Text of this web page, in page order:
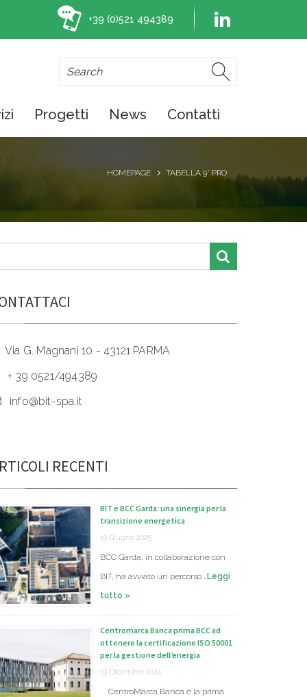
+39 (0)521 494389
Progetti News Contatti
HOMEPAGE TABELLA 9° PRO
Via G. Magnani 10 - 43121 PARMA
+ 39 0521/494389
info@bit-spa.it
RECENTI
BIT e BCC Garda: una sinergia per la
transizione energetica
19 Giugno 2025
BCC Garda, in collaborazione con
BIT, ha avviato un percorso …Leggi
tutto »
Centromarca Banca prima BCC ad
ottenere la certificazione ISO 50001
per la gestione dell’energia
19 Dicembre 2024
CentroMarca Banca è la prima